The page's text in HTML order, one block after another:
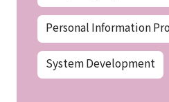
Personal Information
System Development